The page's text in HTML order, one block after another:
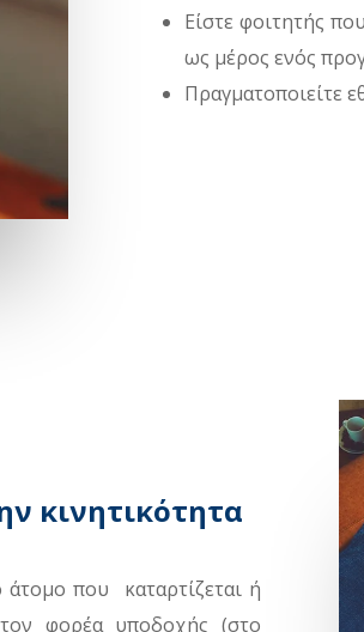
Είστε φοιτητής
ως μέρος ενός
Πραγματοποιείτε
κινητικότητα
άτομο που καταρτίζεται ή
φορέα υποδοχής (στο